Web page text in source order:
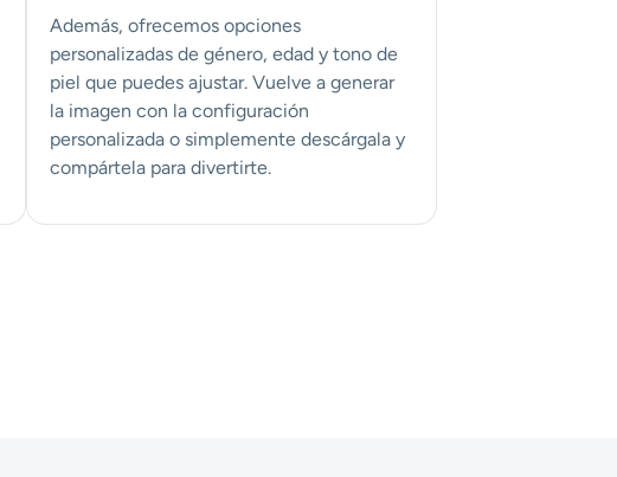
Además, ofrecemos opciones
personalizadas de género, edad y tono de
piel que puedes ajustar. Vuelve a generar
la imagen con la configuración
personalizada o simplemente descárgala y
compártela para divertirte.